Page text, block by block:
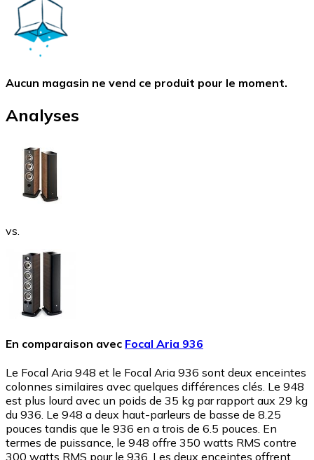
Aucun magasin ne vend ce produit pour le moment.
Analyses
vs.
En comparaison avec Focal Aria 936
Le Focal Aria 948 et le Focal Aria 936 sont deux enceintes
colonnes similaires avec quelques différences clés. Le 948
est plus lourd avec un poids de 35 kg par rapport aux 29 kg
du 936. Le 948 a deux haut-parleurs de basse de 8.25
pouces tandis que le 936 en a trois de 6.5 pouces. En
termes de puissance, le 948 offre 350 watts RMS contre
300 watts RMS pour le 936. Les deux enceintes offrent